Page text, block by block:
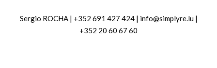
Sergio ROCHA | +352 691 427 424 | info@simplyre.lu |
+352 20 60 67 60